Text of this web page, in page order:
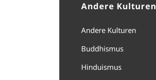
Andere Kulturen
Andere Kulturen
Buddhismus
Hinduismus